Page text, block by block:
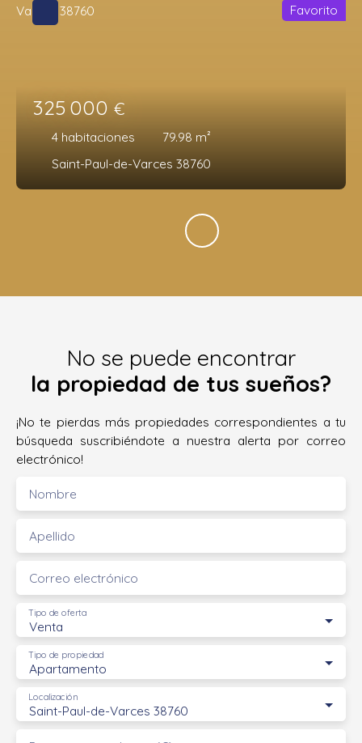
325 000 €
4 habitaciones 79.98 m²
Saint-Paul-de-Varces 38760
Favorito
No se puede encontrar
la propiedad de tus sueños?
¡No te pierdas más propiedades correspondientes a tu
búsqueda suscribiéndote a nuestra alerta por correo
electrónico!
Nombre
Apellido
Correo electrónico
Venta
Tipo de oferta
Apartamento
Tipo de propiedad
Saint-Paul-de-Varces 38760
Localización